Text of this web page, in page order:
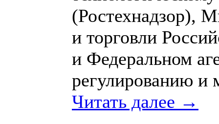
(Ростехнадзор),
и торговли
и Федеральном
регулированию и
Читать далее →